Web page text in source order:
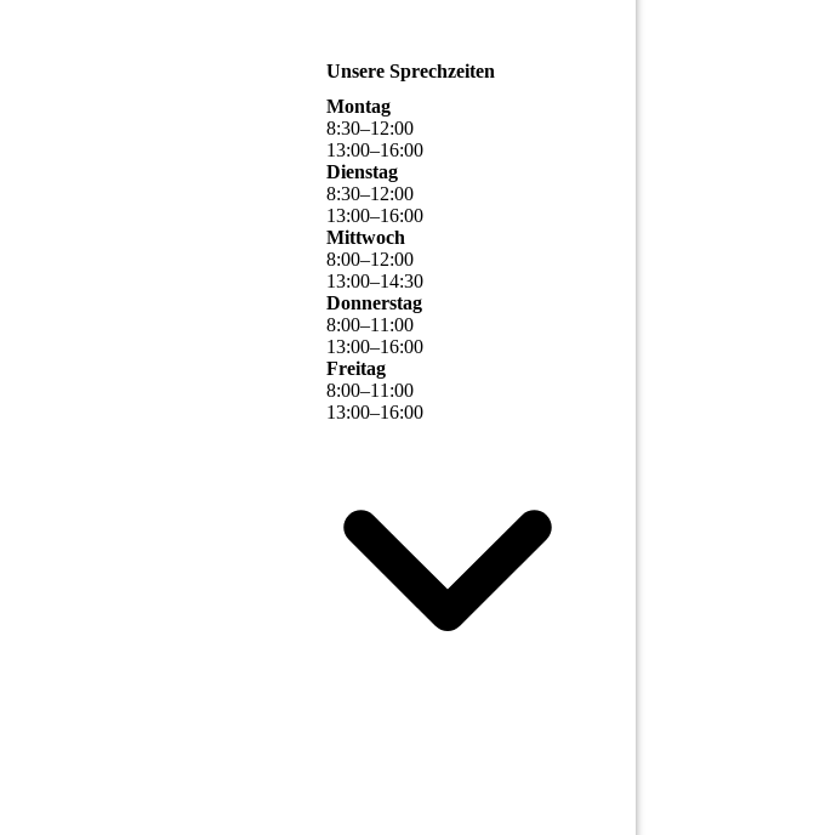
Unsere Sprechzeiten
Montag
8:30–12:00
13:00–16:00
Dienstag
8:30–12:00
13:00–16:00
Mittwoch
8:00–12:00
13:00–14:30
Donnerstag
8:00–11 :00
13:00–16:00
Freitag
8:00–11 :00
13:00–16:00